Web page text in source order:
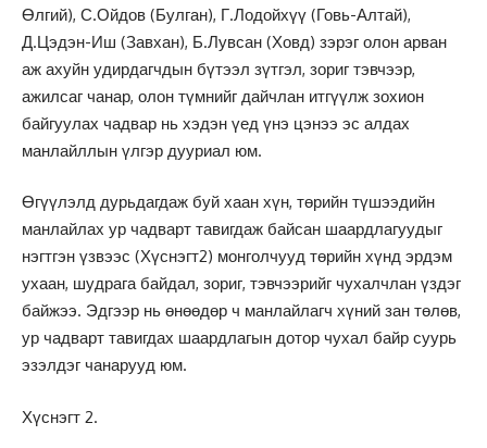
Өлгий), С.Ойдов (Булган), Г.Лодойхүү (Говь-Алтай),
Д.Цэдэн-Иш (Завхан), Б.Лувсан (Ховд) зэрэг олон арван
аж ахуйн удирдагчдын бүтээл зүтгэл, зориг тэвчээр,
ажилсаг чанар, олон түмнийг дайчлан итгүүлж зохион
байгуулах чадвар нь хэдэн үед үнэ цэнээ эс алдах
манлайллын үлгэр дууриал юм.
Өгүүлэлд дурьдагдаж буй хаан хүн, төрийн түшээдийн
манлайлах ур чадварт тавигдаж байсан шаардлагуудыг
нэгтгэн үзвээс (Хүснэгт2) монголчууд төрийн хүнд эрдэм
ухаан, шудрага байдал, зориг, тэвчээрийг чухалчлан үздэг
байжээ. Эдгээр нь өнөөдөр ч манлайлагч хүний зан төлөв,
ур чадварт тавигдах шаардлагын дотор чухал байр суурь
эзэлдэг чанарууд юм.
Хүснэгт 2.